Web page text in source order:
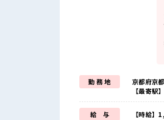
勤 務 地
京都府京
【最寄駅
給 与 【時給】